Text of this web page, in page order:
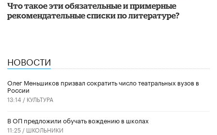
Что такое эти обязательные и примерные
рекомендательные списки по литературе?
НОВОСТИ
Олег Меньшиков призвал сократить число театральных вузов в
России
13:14 / КУЛЬТУРА
В ОП предложили обучать вождению в школах
11:25 / ШКОЛЬНИКИ